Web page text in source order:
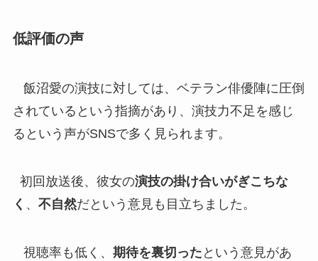
低評価の声
飯沼愛の演技に対しては、ベテラン俳優陣に圧倒
されているという指摘があり、演技力不足を感じ
るという声がSNSで多く見られます。
初回放送後、彼女の演技の掛け合いがぎこちな
く 、 不自然だという意見も目立ちました。
視聴率も低く、 期待を裏切った という意見があ